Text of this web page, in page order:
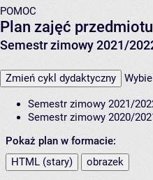
POMOC
Plan zajęć
Semestr zimowy 2021/
Zmień cykl dydaktyczny
Semestr zimowy 2021/
Semestr zimowy 2020/
Pokaż plan w formacie:
HTML (stary)
obrazek